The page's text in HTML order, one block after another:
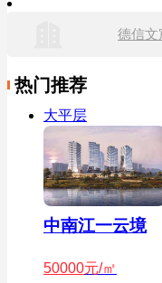
德信文
热门推荐
大平层
中南江一云境
50000元/㎡